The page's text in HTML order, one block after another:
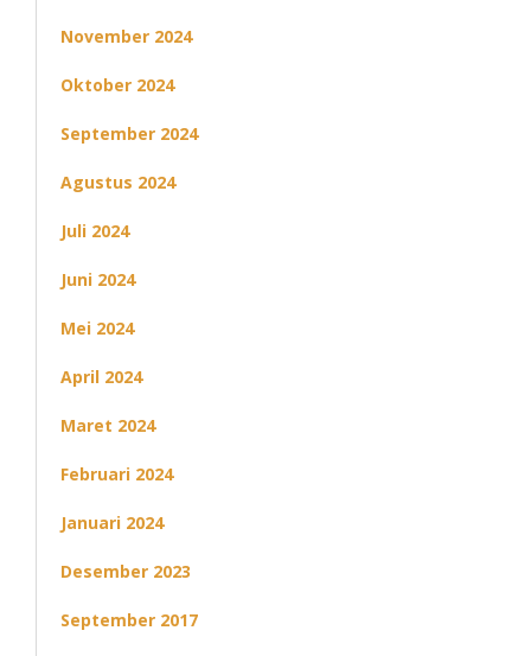
November 2024
Oktober 2024
September 2024
Agustus 2024
Juli 2024
Juni 2024
Mei 2024
April 2024
Maret 2024
Februari 2024
Januari 2024
Desember 2023
September 2017